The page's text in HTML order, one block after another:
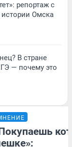
репортаж с
Омска
В стране
— почему это